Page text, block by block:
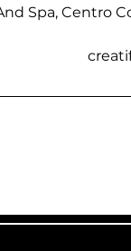
Spa, Centro